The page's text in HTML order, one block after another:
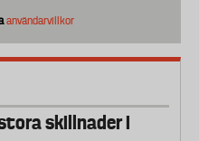
användarvillkor
skillnader i